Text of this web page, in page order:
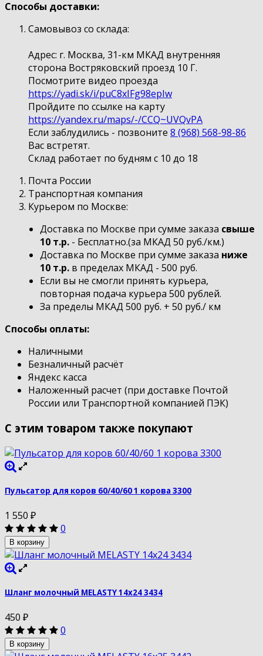
Способы доставки:
Самовывоз со склада:
Адрес: г. Москва, 31-км МКАД внутренняя
сторона Востряковский проезд 10 Г.
Посмотрите видео проезда
https://yadi.sk/i/puC8xIFg98epIw
Пройдите по ссылке на карту
https://yandex.ru/maps/-/CCQ~UVQvPA
Если заблудились - позвоните 8 (968) 568-98-86
Вас встретят.
Склад работает по будням с 10 до 18
Почта России
Транспортная компания
Курьером по Москве:
Доставка по Москве при сумме заказа свыше
10 т.р. - Бесплатно.(за МКАД 50 руб./км.)
Доставка по Москве при сумме заказа ниже
10 т.р. в пределах МКАД - 500 руб.
Если вы не смогли принять курьера,
повторная подача курьера 500 рублей.
За пределы МКАД 500 руб. + 50 руб./ км
Способы оплаты:
Наличными
Безналичный расчёт
Яндекс касса
Наложенный расчет (при доставке Почтой
России или Транспортной компанией ПЭК)
С этим товаром также покупают
Пульсатор для коров 60/40/60 1 корова 3300
1 550 ₽
0
В корзину
Шланг молочный MELASTY 14х24 3434
450 ₽
0
В корзину